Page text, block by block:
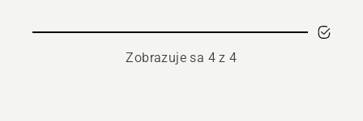
Zobrazuje sa 4 z 4